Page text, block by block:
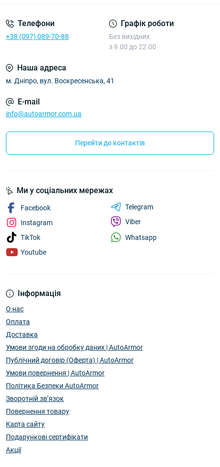
Телефони
+38 (097) 089-70-88
Графік роботи
Без вихідних
з 9.00 до 22.00
Наша адреса
м. Дніпро, вул. Воскресенська, 41
E-mail
info@autoarmor.com.ua
Перейти до контактів
Інформація
О нас
Оплата
Доставка
Умови згоди на обробку даних | AutoArmor
Публічний договір (Оферта) | AutoArmor
Умови повернення | AutoArmor
Політика Безпеки AutoArmor
Зворотній зв’язок
Повернення товару
Карта сайту
Подарункові сертифікати
Акції
Ми у соціальних мережах
Facebook
Instagram
TikTok
Youtube
Telegram
Viber
Whatsapp